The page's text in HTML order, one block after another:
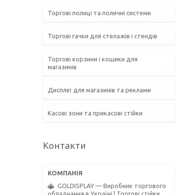
Торгові полиці та поличні системи
Торгові гачки для стелажів і стендів
Торгові корзини і кошики для
магазинів
Дисплеї для магазинів та реклами
Касові зони та прикасові стійки
Контакти
GOLDISPLAY — Виробник торгового